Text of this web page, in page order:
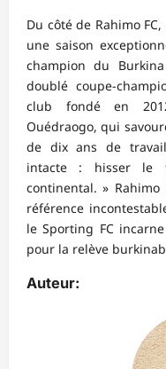
Du côté de Rahimo
une saison
champion du
doublé coupe-
club fondé en
Ouédraogo, qui
de dix ans de
intacte : hisser le
continental. » Rahimo
référence
le Sporting FC
pour la relève
Auteur: